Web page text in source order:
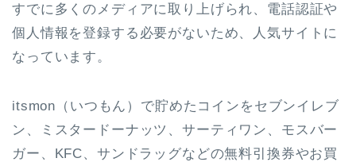
すでに多くのメディアに取り上げられ、電話認証や
個人情報を登録する必要がないため、人気サイトに
なっています。
itsmon（いつもん）で貯めたコインをセブンイレブ
ン、ミスタードーナッツ、サーティワン、モスバー
ガー、KFC、サンドラッグなどの無料引換券やお買